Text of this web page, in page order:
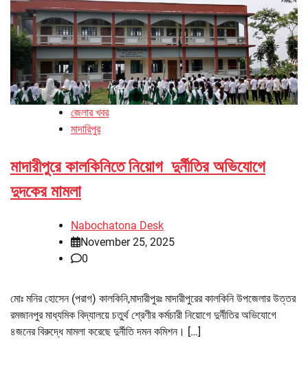
জেলার খবর
মাদারিপুর
মাদারীপুরে কালকিনিতে নিয়োগ দুর্নীতির অভিযোগে
দুদকের মামলা
Nabochatona Desk
November 25, 2025
0
মোঃ মনির হোসেন (পরাগ) কালকিনি,মাদারীপুরঃ মাদারীপুরের কালকিনি উপজেলার উত্তর
রমজানপুর মাধ্যমিক বিদ্যালয়ে চতুর্থ শ্রেণীর কর্মচারী নিয়োগে দুর্নীতির অভিযোগে
৪জনের বিরুদ্ধে মামলা করেছে দুর্নীতি দমন কমিশন। […]